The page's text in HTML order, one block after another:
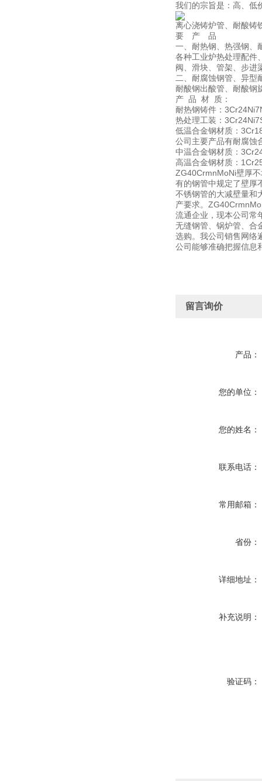
我们的宗旨是：高、低
离心浇铸炉管、耐酸
要 产 品
一、耐热钢、热强钢、
各种工业炉热处理配件
阀、滑块、管架、步进
二、耐腐蚀钢管、异型
耐酸钢出酸管、耐酸钢
产 品 材 质：
耐热钢铸件：
热处理工装：
低温合金钢材质：
公司主要产品有耐腐蚀
中温合金钢材质：
高温合金钢材质：
ZG40CrmnMoNi壁厚
有的钢管中规定了壁厚
不锈钢管的大减壁量和
产要求。
流通企业，现本公司常
无缝钢管、锅炉管、合
选购。我公司销售网络
公司能够准确把握信息
留言询价
产品：
您的单位：
您的姓名：
联系电话：
常用邮箱：
省份：
详细地址：
补充说明：
验证码：